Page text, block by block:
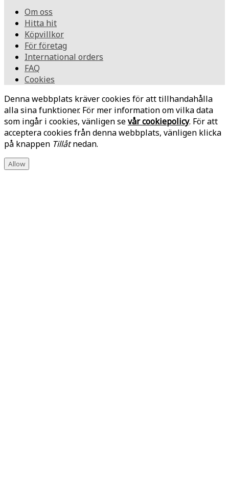
Om oss
Hitta hit
Köpvillkor
För företag
International orders
FAQ
Cookies
Denna webbplats kräver cookies för att tillhandahålla
alla sina funktioner. För mer information om vilka data
som ingår i cookies, vänligen sevår cookiepolicy. För att
acceptera cookies från denna webbplats, vänligen klicka
på knappen Tillåtnedan.
Allow